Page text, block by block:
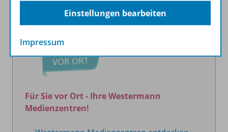
Für Sie vor Ort - Ihre Westermann
Medienzentren!
Einstellungen bearbeiten
Impressum